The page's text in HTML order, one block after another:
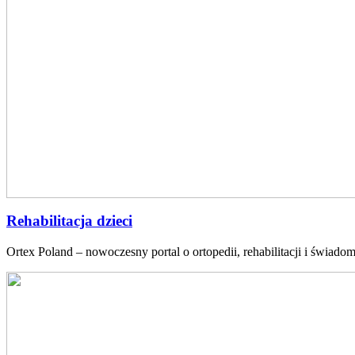
Rehabilitacja dzieci
Ortex Poland – nowoczesny portal o ortopedii, rehabilitacji i